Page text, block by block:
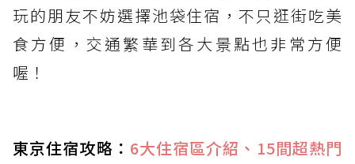
玩的朋友不妨選擇池袋住宿，不只逛街吃美
食方便，交通繁華到各大景點也非常方便
喔！
東京住宿攻略： 6大住宿區介紹、15間超熱門